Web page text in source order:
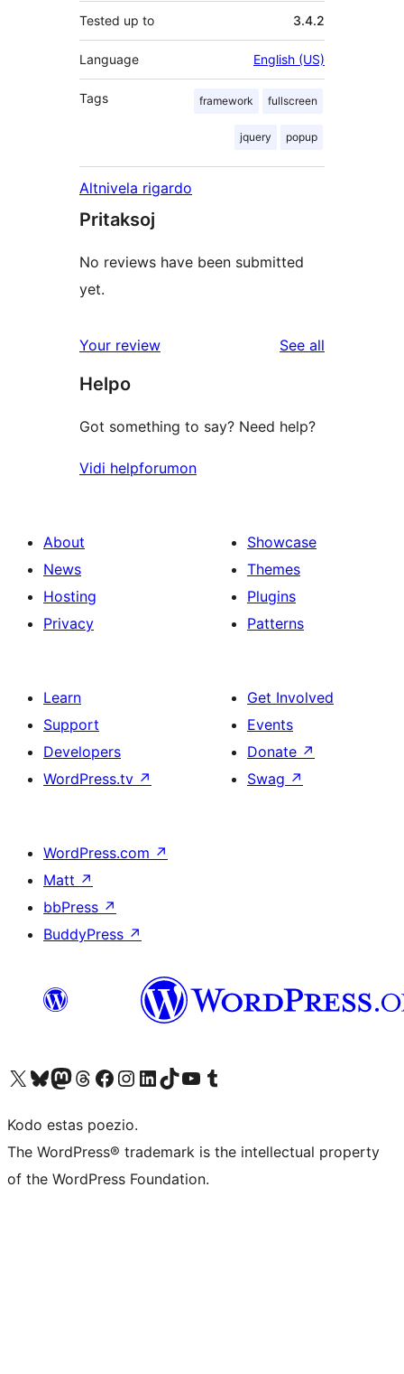
Tested up to 3.4.2
Language English (US)
Tags framework fullscreen
jquery popup
Altnivela rigardo
Pritaksoj
No reviews have been submitted
yet.
Your review See all
Helpo
Got something to say? Need help?
Vidi helpforumon
About
News
Hosting
Privacy
Showcase
Themes
Plugins
Patterns
Learn
Support
Developers
WordPress.tv ↗
Get Involved
Events
Donate ↗
Swag ↗
WordPress.com ↗
Matt ↗
bbPress ↗
BuddyPress ↗
Visit our X (formerly Twitter) account
Visit our Bluesky account
Visit our Mastodon account
Visit our Threads account
Visit our Facebook page
Visit our Instagram account
Visit our LinkedIn account
Visit our TikTok account
Visit our YouTube channel
Visit our Tumblr account
Kodo estas poezio.
The WordPress® trademark is the intellectual property
of the WordPress Foundation.